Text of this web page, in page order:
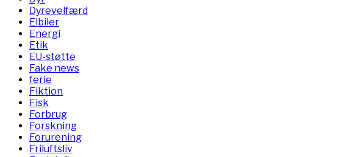
Dyrevelfærd
Elbiler
Energi
Etik
EU-støtte
Fake news
ferie
Fiktion
Fisk
Forbrug
Forskning
Forurening
Friluftsliv